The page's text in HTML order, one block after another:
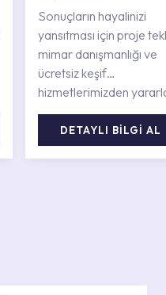
Sonuçların hayalinizi
yansıtması için proje
mimar danışmanlığı ve
ücretsiz keşif
hizmetlerimizden
DETAYLI BİLGİ AL